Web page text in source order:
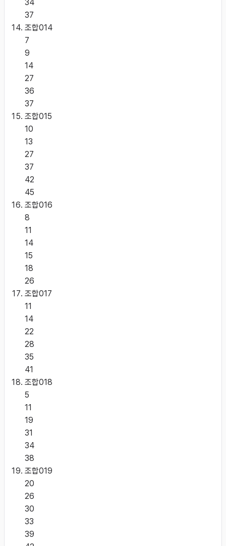
34
37
조합014
7
9
14
27
36
37
조합015
10
13
27
37
42
45
조합016
8
11
14
15
18
26
조합017
11
14
22
28
35
41
조합018
5
11
19
31
34
38
조합019
20
26
30
33
39